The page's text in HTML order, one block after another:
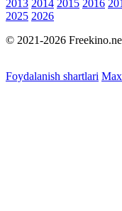
2013 2014 2015 2016
2025 2026
© 2021-2026
Foydalanish shartlari